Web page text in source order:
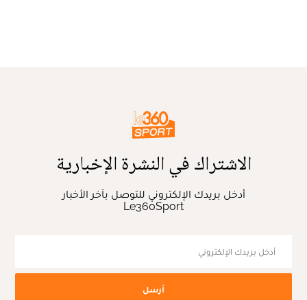
الاشتراك في النشرة الإخبارية
أدخل بريدك الإلكتروني للتوصل بآخر الأخبار
Le360Sport
أرسل